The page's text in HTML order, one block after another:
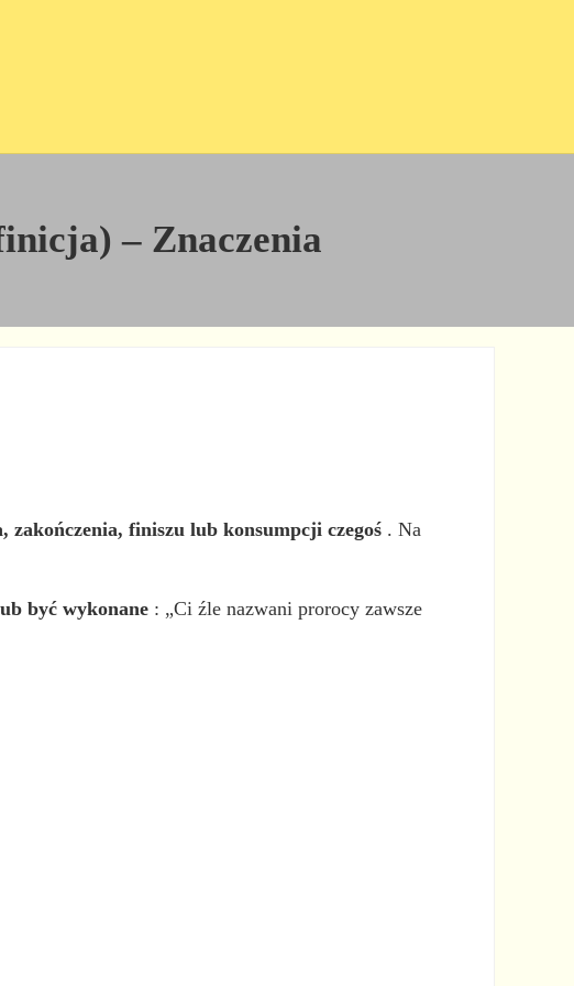
– Znaczenia
zakończenia, finiszu lub konsumpcji czegoś . Na
być wykonane : „Ci źle nazwani prorocy zawsze